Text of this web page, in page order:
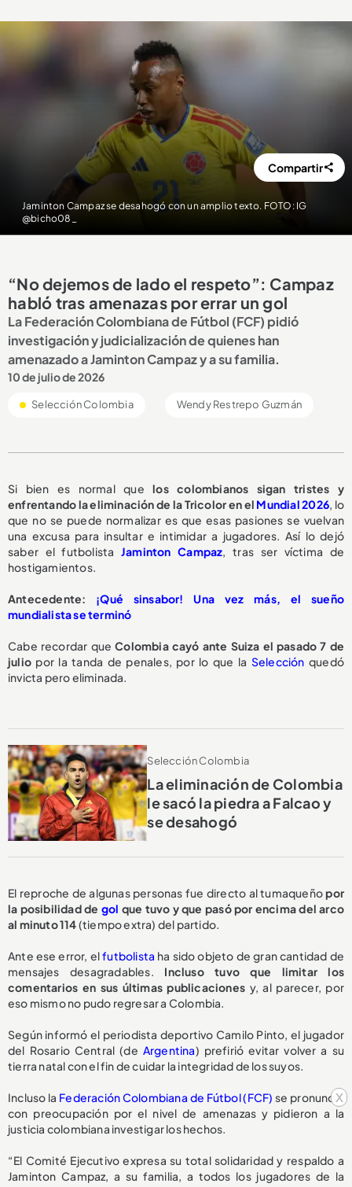
x
Jaminton Campaz se desahogó con un amplio texto. FOTO: IG
@bicho08_
Compartir
“No dejemos de lado el respeto”: Campaz
habló tras amenazas por errar un gol
La Federación Colombiana de Fútbol (FCF) pidió
investigación y judicialización de quienes han
amenazado a Jaminton Campaz y a su familia.
10 de julio de 2026
Selección Colombia Wendy Restrepo Guzmán
Si bien es normal que los colombianos sigan tristes y
enfrentando la eliminación de la Tricolor en el Mundial 2026, lo
que no se puede normalizar es que esas pasiones se vuelvan
una excusa para insultar e intimidar a jugadores. Así lo dejó
saber el futbolista
Jaminton Campaz , tras ser víctima de
hostigamientos.
Antecedente: ¡Qué sinsabor! Una vez más, el sueño
mundialista se terminó
Cabe recordar que Colombia cayó ante Suiza el pasado 7 de
julio por la tanda de penales, por lo que la Selección quedó
invicta pero eliminada.
Selección Colombia
La eliminación de Colombia
le sacó la piedra a Falcao y
se desahogó
El reproche de algunas personas fue directo al tumaqueñopor
la posibilidad de gol que tuvo y que pasó por encima del arco
al minuto 114(tiempo extra) del partido.
Ante ese error, elfutbolista ha sido objeto de gran cantidad de
mensajes desagradables. Incluso tuvo que limitar los
comentarios en sus últimas publicaciones y, al parecer, por
eso mismo no pudo regresar a Colombia.
Según informó el periodista deportivo Camilo Pinto, el jugador
del Rosario Central (de Argentina) prefirió evitar volver a su
tierra natal con el fin de cuidar la integridad de los suyos.
Incluso la Federación Colombiana de Fútbol (FCF) se pronunció
con preocupación por el nivel de amenazas y pidieron a la
justicia colombiana investigar los hechos.
“El Comité Ejecutivo expresa su total solidaridad y respaldo a
Jaminton Campaz, a su familia, a todos los jugadores de la